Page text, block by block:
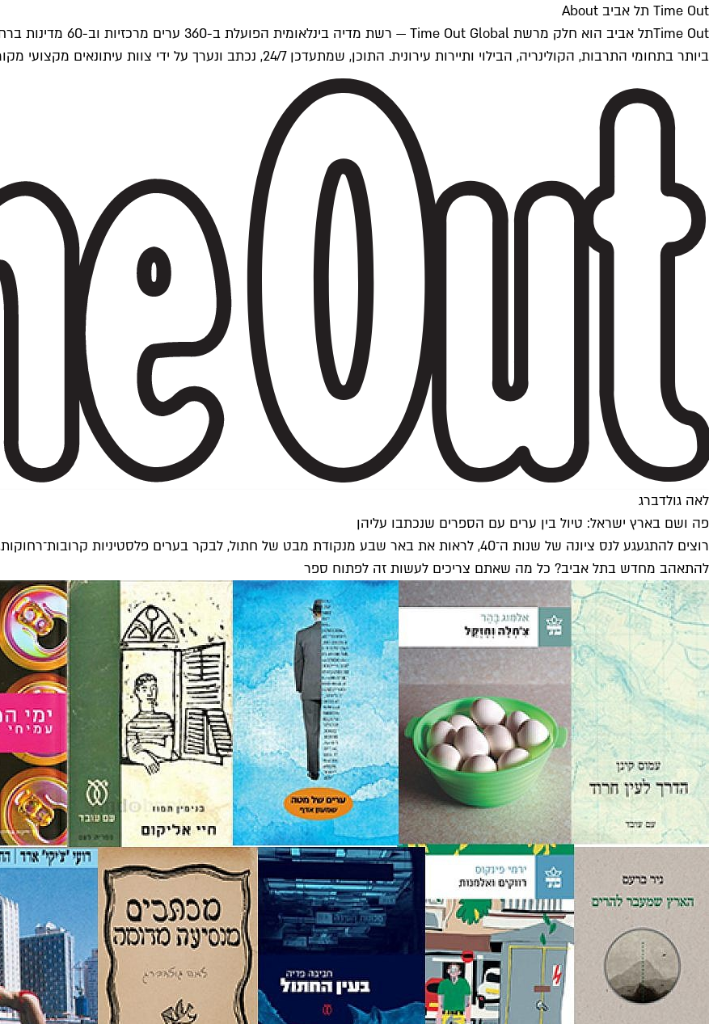
Time Out תל אביב About
ביותר בתחומי התרבות, הקולינריה, הבילוי ותיירות עירונית. התוכן, שמתעדכן 24/7, נכתב ונערך על ידי צוות עיתונאים מקצועי מקומי בישראל, בהתאם לסטנדרטים של Time Out העולמית.
לאה גולדברג
פה ושם בארץ ישראל: טיול בין ערים עם הספרים שנכתבו עליהן
רוצים להתגעגע לנס ציונה של שנות ה־40, לראות את באר שבע מנקודת מבט של חתול, לבקר בערים
להתאהב מחדש בתל אביב? כל מה שאתם צריכים לעשות זה לפתוח ספר